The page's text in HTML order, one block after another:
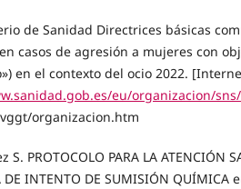
de Sanidad Directrices básicas
casos de agresión a mujeres con
en el contexto del ocio 2022.
eu/organizacion/
organizacion.htm
S. PROTOCOLO PARA LA ATENCIÓN
DE INTENTO DE SUMISIÓN QUÍMICA